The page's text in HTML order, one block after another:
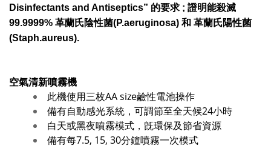
Disinfectants and Antiseptics” 的要求 ; 證明能殺滅
99.9999% 革蘭氏陰性菌(P.aeruginosa) 和 革蘭氏陽性菌
(Staph.aureus).
空氣清新噴霧機
此機使用三枚AA size鹼性電池操作
備有自動感光系統，可調節至全天候24小時
白天或黑夜噴霧模式，旣環保及節省資源
備有每7.5, 15, 30分鐘噴霧一次模式